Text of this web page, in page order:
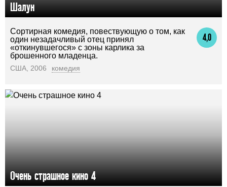
Шалун
4,0
Сортирная комедия, повествующую о том, как
один незадачливый отец принял
«откинувшегося» с зоны карлика за
брошенного младенца.
США, 2006 комедия
Очень страшное кино 4